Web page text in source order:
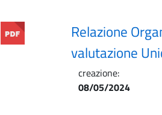
Relazione
valutazione
creazione:
08/05/2024